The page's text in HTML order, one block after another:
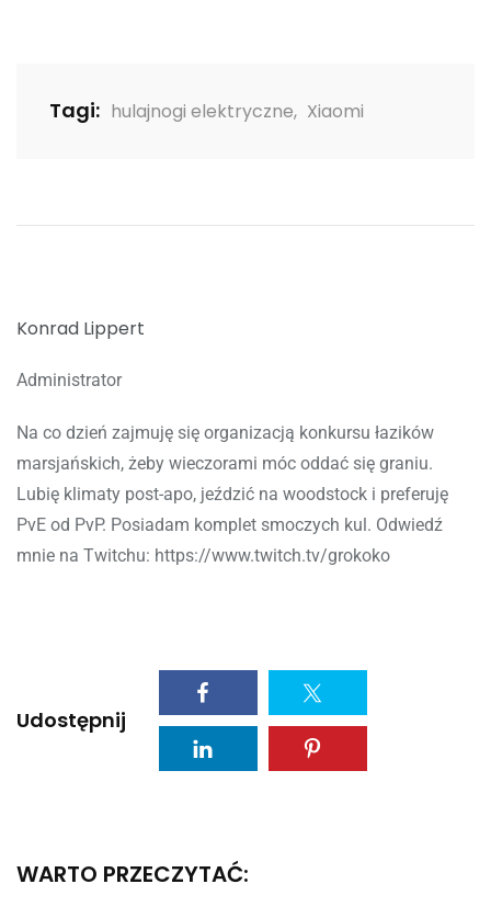
Tagi: hulajnogi elektryczne, Xiaomi
Konrad Lippert
Administrator
Na co dzień zajmuję się organizacją konkursu łazików
marsjańskich, żeby wieczorami móc oddać się graniu.
Lubię klimaty post-apo, jeździć na woodstock i preferuję
PvE od PvP. Posiadam komplet smoczych kul. Odwiedź
mnie na Twitchu: https://www.twitch.tv/grokoko
Udostępnij
WARTO PRZECZYTAĆ: